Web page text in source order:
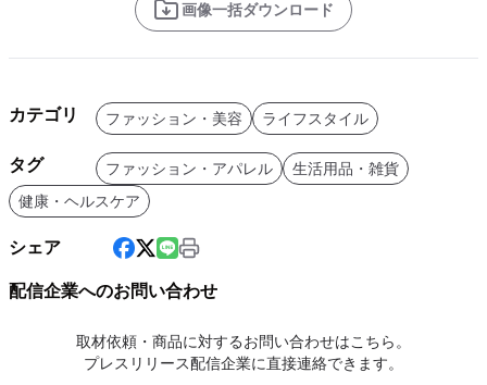
画像一括ダウンロード
カテゴリ ファッション・美容 ライフスタイル
タグ ファッション・アパレル
生活用品・雑貨
健康・ヘルスケア
シェア
配信企業へのお問い合わせ
取材依頼・商品に対するお問い合わせはこちら。
プレスリリース配信企業に直接連絡できます。